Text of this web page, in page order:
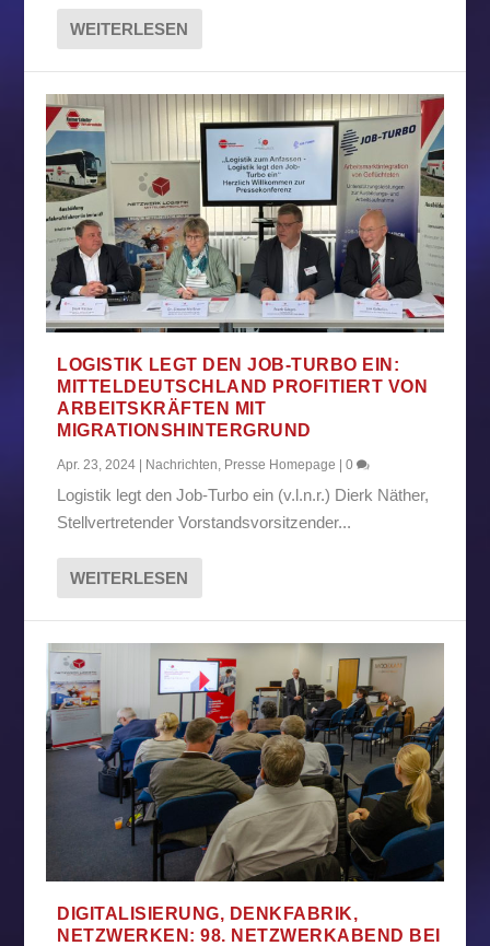
WEITERLESEN
LOGISTIK LEGT DEN JOB-TURBO EIN:
MITTELDEUTSCHLAND PROFITIERT VON
ARBEITSKRÄFTEN MIT
MIGRATIONSHINTERGRUND
Apr. 23, 2024 Nachrichten, Presse Homepage |0
Logistik legt den Job-Turbo ein (v.l.n.r.) Dierk Näther,
Stellvertretender Vorstandsvorsitzender...
WEITERLESEN
DIGITALISIERUNG, DENKFABRIK,
NETZWERKEN: 98. NETZWERKABEND BEI